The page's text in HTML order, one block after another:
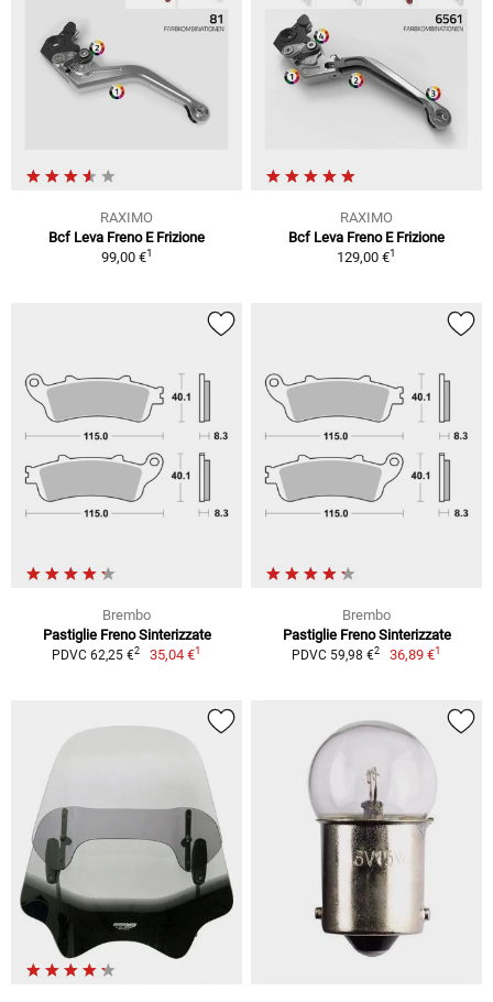
RAXIMO
Bcf Leva Freno E Frizione
99,00 €1
RAXIMO
Bcf Leva Freno E Frizione
129,00 €1
Brembo
Pastiglie Freno Sinterizzate
PDVC 62,25 €2 35,04 €1
Brembo
Pastiglie Freno Sinterizzate
PDVC 59,98 €2 36,89 €1